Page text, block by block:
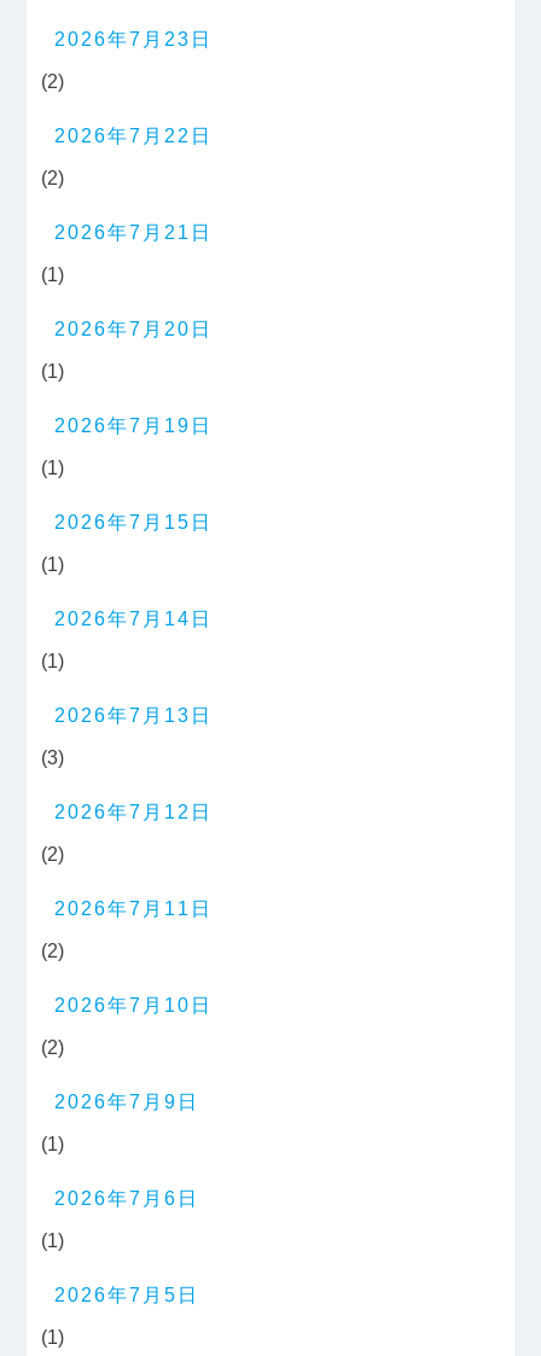
2026年7月23日
(2)
2026年7月22日
(2)
2026年7月21日
(1)
2026年7月20日
(1)
2026年7月19日
(1)
2026年7月15日
(1)
2026年7月14日
(1)
2026年7月13日
(3)
2026年7月12日
(2)
2026年7月11日
(2)
2026年7月10日
(2)
2026年7月9日
(1)
2026年7月6日
(1)
2026年7月5日
(1)